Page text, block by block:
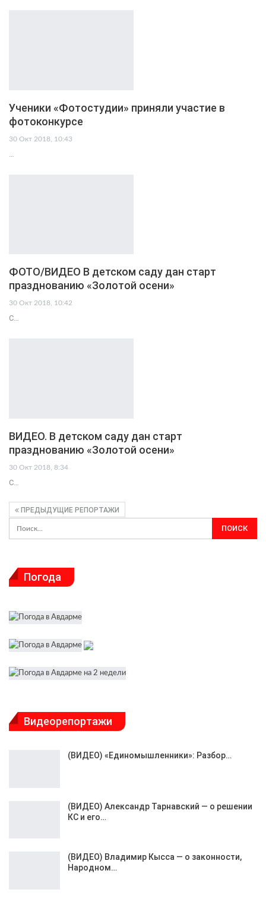
Ученики «Фотостудии» приняли участие в
фотоконкурсе
30 Окт 2018, 10:43
ФОТО/ВИДЕО В детском саду дан старт
празднованию «Золотой осени»
30 Окт 2018, 10:42
С…
ВИДЕО. В детском саду дан старт
празднованию «Золотой осени»
30 Окт 2018, 8:34
С…
ПРЕДЫДУЩИЕ РЕПОРТАЖИ
Погода
Видеорепортажи
(ВИДЕО) «Единомышленники»: Разбор…
(ВИДЕО) Александр Тарнавский — о решении
КС и его…
(ВИДЕО) Владимир Кысса — о законности,
Народном…